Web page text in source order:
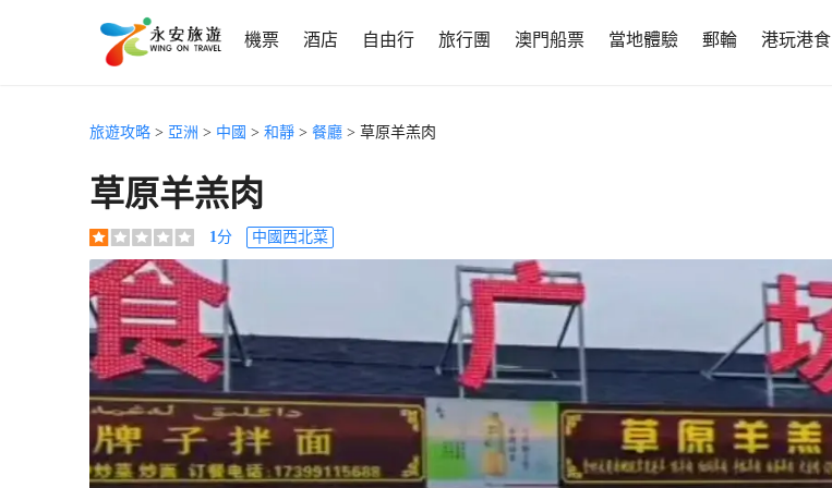
機票 酒店 自由行 旅行團 澳門船票 當地體驗 郵輪 港玩港食
旅遊攻略 > 亞洲 > 中國 > 和靜 > 餐廳 > 草原羊羔肉
草原羊羔肉
1分 中國西北菜